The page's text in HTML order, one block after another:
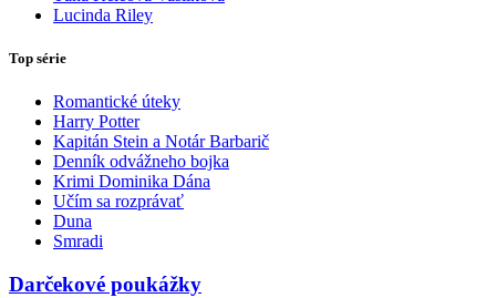
Lucinda Riley
Top série
Romantické úteky
Harry Potter
Kapitán Stein a Notár Barbarič
Denník odvážneho bojka
Krimi Dominika Dána
Učím sa rozprávať
Duna
Smradi
Darčekové poukážky